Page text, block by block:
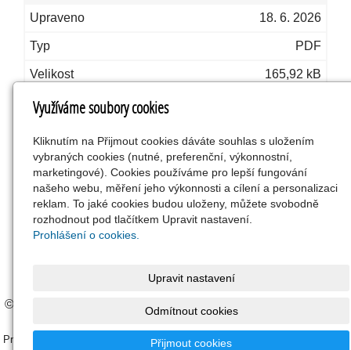
18. 6. 2026
PDF
165,92 kB
IVP-formulář.docx
MS Word
51,59 kB
© 2023 | ELISA Computer s.r.o. Nastavení cookies
Prohlašujeme, že v rámci návštěvy tohoto webu nedochází z naší strany ke
Využíváme soubory cookies
Kliknutím na Přijmout cookies dáváte souhlas s uložením
vybraných cookies (nutné, preferenční, výkonnostní,
marketingové). Cookies používáme pro lepší fungování
našeho webu, měření jeho výkonnosti a cílení a personalizaci
reklam. To jaké cookies budou uloženy, můžete svobodně
rozhodnout pod tlačítkem Upravit nastavení.
Prohlášení o cookies.
Upravit nastavení
Odmítnout cookies
Přijmout cookies